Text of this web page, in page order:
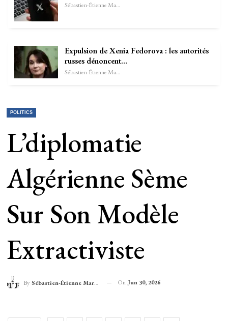
Sébastien-Étienne Marechal
Expulsion de Xenia Fedorova : les autorités
russes dénoncent…
Sébastien-Étienne Marechal
POLITICS
L’diplomatie
Algérienne Sème
Sur Son Modèle
Extractiviste
By Sébastien-Étienne Marechal On Jun 30, 2026